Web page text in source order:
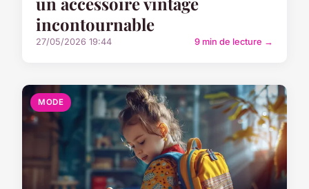
incontournable
27/05/2026 19:44 9 min de lecture →
MODE